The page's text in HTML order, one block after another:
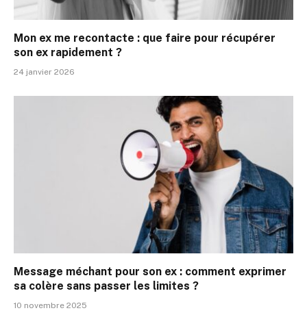
Mon ex me recontacte : que faire pour récupérer
son ex rapidement ?
24 janvier 2026
Message méchant pour son ex : comment exprimer
sa colère sans passer les limites ?
10 novembre 2025